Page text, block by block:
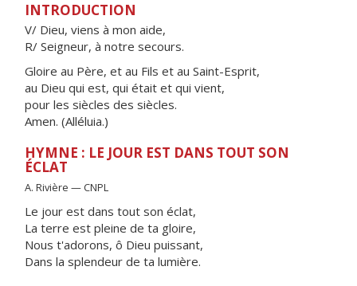
INTRODUCTION
V/ Dieu, viens à mon aide,
R/ Seigneur, à notre secours.
Gloire au Père, et au Fils et au Saint-Esprit,
au Dieu qui est, qui était et qui vient,
pour les siècles des siècles.
Amen. (Alléluia.)
HYMNE : LE JOUR EST DANS TOUT SON
ÉCLAT
A. Rivière — CNPL
Le jour est dans tout son éclat,
La terre est pleine de ta gloire,
Nous t'adorons, ô Dieu puissant,
Dans la splendeur de ta lumière.